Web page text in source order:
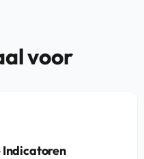
voor
Indicatoren